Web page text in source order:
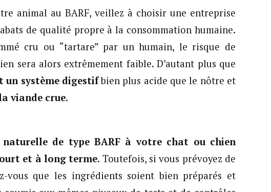
animal au BARF, veillez à choisir une entreprise
de qualité propre à la consommation humaine.
cru ou “tartare” par un humain, le risque de
sera alors extrêmement faible. D’autant plus que
un système digestifbien plus acide que le nôtre et
viande crue.
de type BARF à votre chat ou chien
et à long terme. Toutefois, si vous prévoyez de
vous que les ingrédients soient bien préparés et